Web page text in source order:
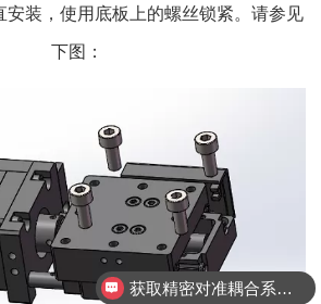
装，使用底板上的螺丝锁紧。请参见
下图：
获取精密对准耦合系统技术方案